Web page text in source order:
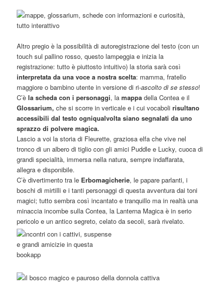
Altro pregio è la possibilità di autoregistrazione del testo (con un
touch sul pallino rosso, questo lampeggia e inizia la
registrazione: tutto è piuttosto intuitivo) la storia sarà così
interpretata da una voce a nostra scelta: mamma, fratello
maggiore o bambino utente in versione di ri-ascolto di se stesso!
C’èla scheda con i personaggi, lamappa della Contea e il
Glossarium, che si scorre in verticale e i cui vocabolirisultano
accessibili dal testo ogniqualvolta siano segnalati da uno
sprazzo di polvere magica.
Lascio a voi la storia di Fleurette, graziosa elfa che vive nel
tronco di un albero di tiglio con gli amici Puddle e Lucky, cuoca di
grandi specialità, immersa nella natura, sempre indaffarata,
allegra e disponibile.
C’è divertimento tra le Erbomagicherie, le papare parlanti, i
boschi di mirtilli e i tanti personaggi di questa avventura dai toni
magici; tutto sembra così incantato e tranquillo ma in realtà una
minaccia incombe sulla Contea, la Lanterna Magica è in serio
pericolo e un antico segreto, celato da secoli, sarà rivelato.